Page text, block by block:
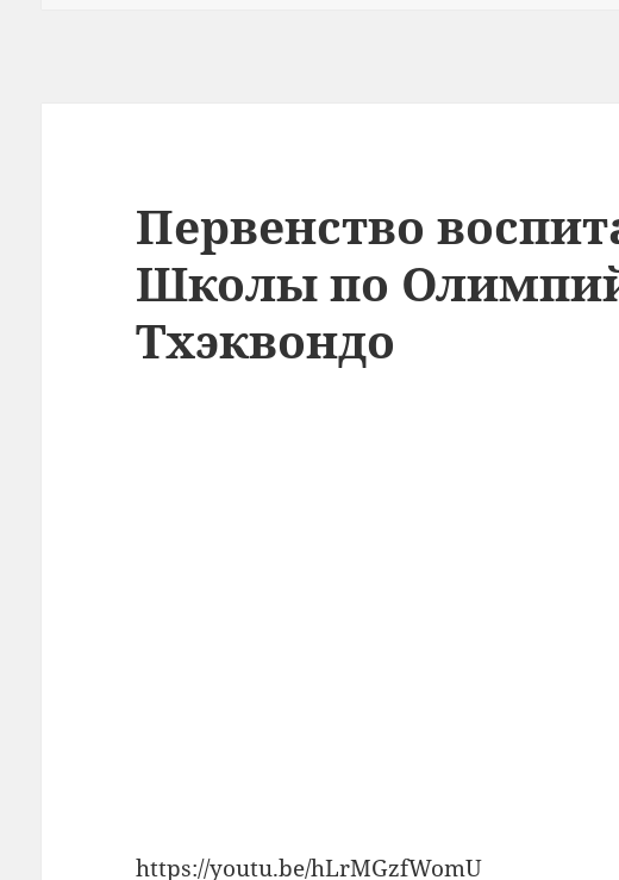
Первенство
Школы по
Тхэквондо
https://youtu.be/hLrMGzfWomU